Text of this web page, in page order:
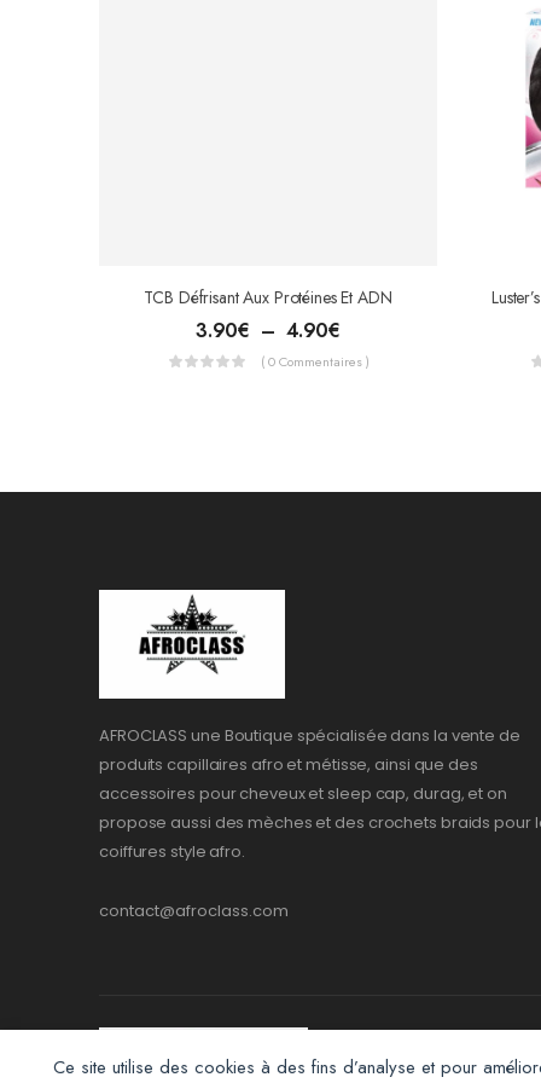
Ce site utilise des cookies à des fins d’analyse et pour
TCB Défrisant Aux Protéines Et ADN
3.90€ – 4.90€
( 0 Commentaires )
AFROCLASS une Boutique spécialisée dans la vente de
produits capillaires afro et métisse, ainsi que des
accessoires pour cheveux et sleep cap, durag, et on
propose aussi des mèches et des crochets braids pour
coiffures style afro.
contact@afroclass.com